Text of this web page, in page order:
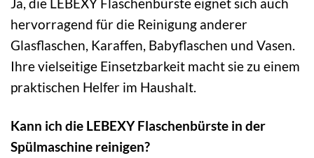
Ja, die LEBEXY Flaschenbürste eignet sich auch
hervorragend für die Reinigung anderer
Glasflaschen, Karaffen, Babyflaschen und Vasen.
Ihre vielseitige Einsetzbarkeit macht sie zu einem
praktischen Helfer im Haushalt.
Kann ich die LEBEXY Flaschenbürste in der
Spülmaschine reinigen?